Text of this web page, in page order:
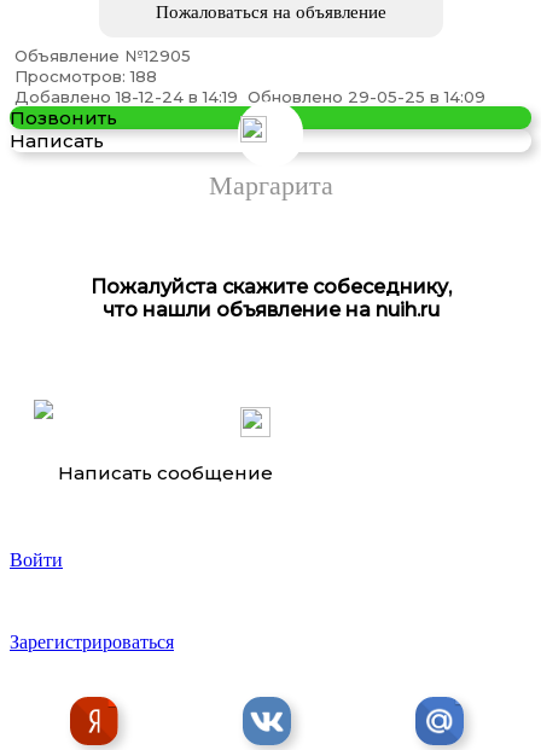
Продаю 1-комнатная квартиру, 38 кв м
Пожаловаться на объявление
Объявление №12905
Просмотров: 188
Добавлено 18-12-24 в 14:19 Обновлено 29-05-25 в 14:09
Позвонить
Написать
Маргарита
Пожалуйста скажите собеседнику,
что нашли объявление на nuih.ru
Написать сообщение
Войти
Зарегистрироваться